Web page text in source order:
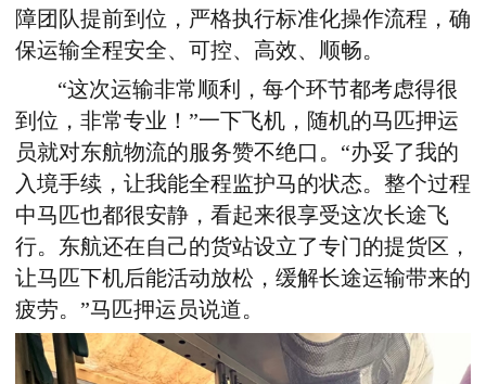
障团队提前到位，严格执行标准化操作流程，确
保运输全程安全、可控、高效、顺畅。
“这次运输非常顺利，每个环节都考虑得很
到位，非常专业！ ”一下飞机，随机的马匹押运
员就对东航物流的服务赞不绝口。 “办妥了我的
入境手续，让我能全程监护马的状态。整个过程
中马匹也都很安静，看起来很享受这次长途飞
行。东航还在自己的货站设立了专门的提货区，
让马匹下机后能活动放松，缓解长途运输带来的
疲劳。 ”马匹押运员说道。